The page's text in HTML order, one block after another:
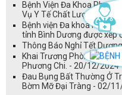
Bệnh Viện Đa Khoa
Vụ Y Tế Chất Lượng Đến
Bệnh viện Đa khoa
tỉnh Bình Dương được xếp
Thông Báo Nghỉ Tết
Khai Trương Phòng Dịch
Phương Chi. - 20/12/2024
Đau Bụng Bất Thường Ở
Bờm Mỡ Đại Tràng - 02/